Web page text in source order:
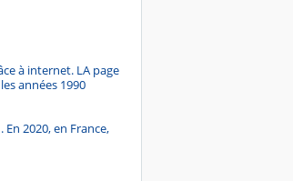
à internet. LA page
années 1990
2020, en France,